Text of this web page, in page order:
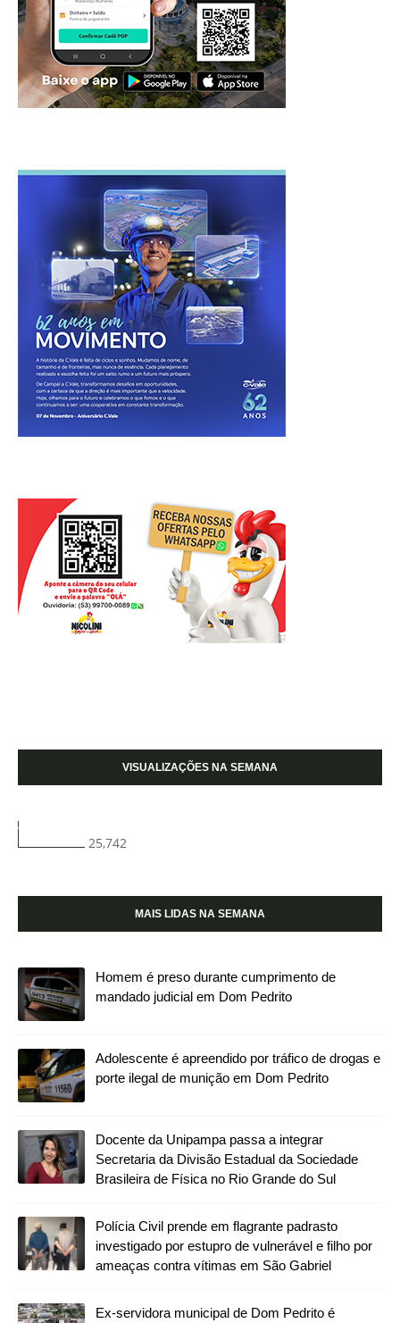
VISUALIZAÇÕES NA SEMANA
25,742
MAIS LIDAS NA SEMANA
Homem é preso durante cumprimento de
mandado judicial em Dom Pedrito
Adolescente é apreendido por tráfico de drogas e
porte ilegal de munição em Dom Pedrito
Docente da Unipampa passa a integrar
Secretaria da Divisão Estadual da Sociedade
Brasileira de Física no Rio Grande do Sul
Polícia Civil prende em flagrante padrasto
investigado por estupro de vulnerável e filho por
ameaças contra vítimas em São Gabriel
Ex-servidora municipal de Dom Pedrito é